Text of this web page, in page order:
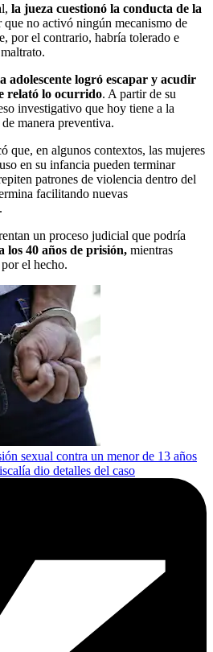
la jueza cuestionó la conducta de la
que no activó ningún mecanismo de
por el contrario, habría tolerado e
adolescente logró escapar y acudir
relató lo ocurrido. A partir de su
investigativo que hoy tiene a la
manera preventiva.
que, en algunos contextos, las mujeres
en su infancia pueden terminar
patrones de violencia dentro del
facilitando nuevas
un proceso judicial que podría
los 40 años de prisión, mientras
el hecho.
sexual contra un menor de 13 años
dio detalles del caso